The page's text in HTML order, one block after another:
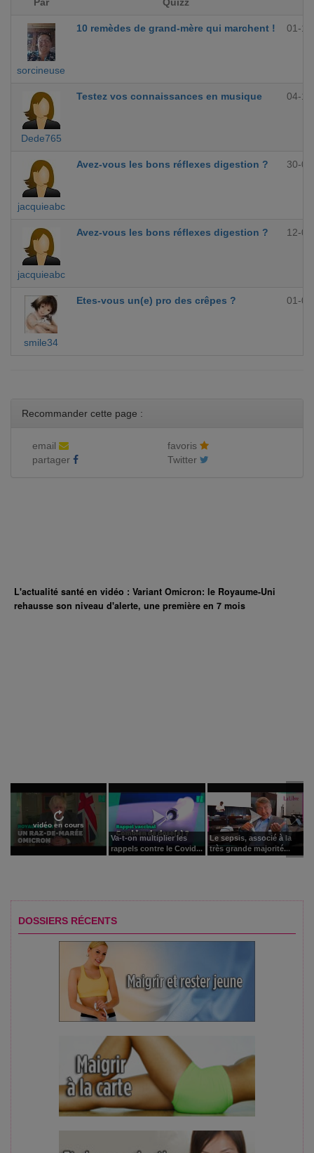
sorcineuse
10 remèdes de grand-mère qui marchent ! 01-
Dede765
Testez vos connaissances en musique 04-
jacquieabc
Avez-vous les bons réflexes digestion ? 30-
jacquieabc
Avez-vous les bons réflexes digestion ? 12-
smile34
Etes-vous un(e) pro des crêpes ? 01-
Recommander cette page :
email
favoris
partager
Twitter
L'actualité santé en vidéo : Variant Omicron: le Royaume-Uni
rehausse son niveau d'alerte, une première en 7 mois
vidéo en cours
Va-t-on multiplier les
rappels contre le Covid...
Le sepsis, associé à la
très grande majorité...
DOSSIERS RÉCENTS